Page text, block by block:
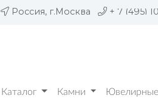
Россия, г.Москва
Каталог Камни Ювелирные